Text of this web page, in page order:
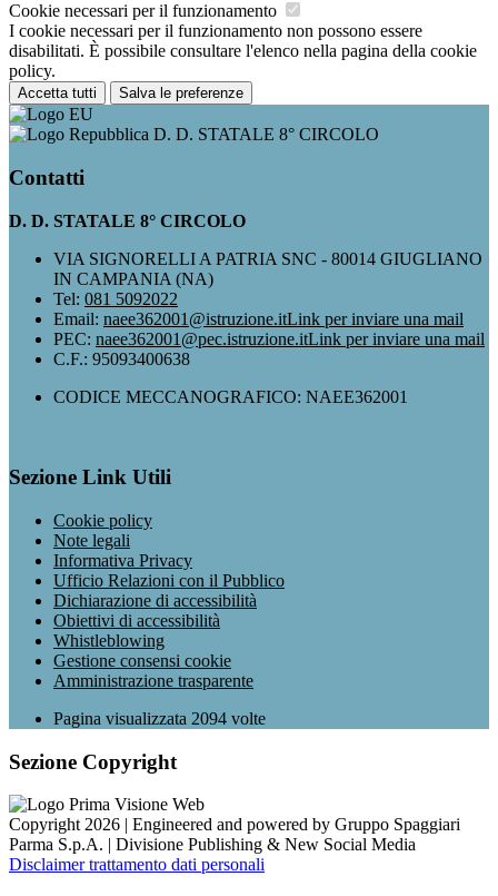
Cookie necessari per il funzionamento
I cookie necessari per il funzionamento non possono essere
disabilitati. È possibile consultare l'elenco nella pagina della cookie
policy.
Accetta tutti Salva le preferenze
D. D. STATALE 8° CIRCOLO
Contatti
D. D. STATALE 8° CIRCOLO
VIA SIGNORELLI A PATRIA SNC - 80014 GIUGLIANO
IN CAMPANIA (NA)
Tel: 081 5092022
Email: naee362001@istruzione.itLink per inviare una mail
PEC: naee362001@pec.istruzione.itLink per inviare una mail
C.F.: 95093400638
CODICE MECCANOGRAFICO: NAEE362001
Sezione Link Utili
Cookie policy
Note legali
Informativa Privacy
Ufficio Relazioni con il Pubblico
Dichiarazione di accessibilità
Obiettivi di accessibilità
Whistleblowing
Gestione consensi cookie
Amministrazione trasparente
Pagina visualizzata 2094 volte
Sezione Copyright
Copyright 2026 | Engineered and powered by Gruppo Spaggiari
Parma S.p.A. | Divisione Publishing & New Social Media
Disclaimer trattamento dati personali